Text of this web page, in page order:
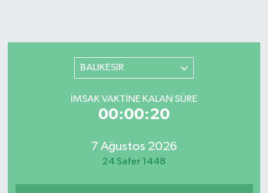
BALIKESİR
İMSAK VAKTINE KALAN SÜRE
00:00:20
7 Ağustos 2026
24 Safer 1448